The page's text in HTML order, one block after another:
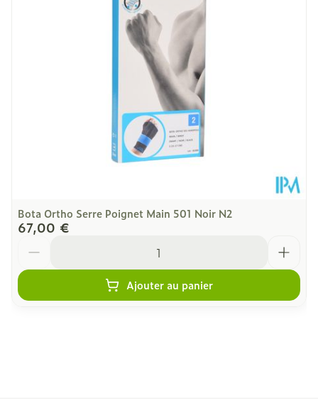
Stuk
Température ambiante (15°C -
Bota Ortho Serre Poignet Main 501 Noir N2
67,00 €
Ajouter au panier